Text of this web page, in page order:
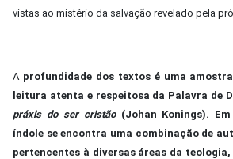
vistas ao mistério da salvação revelado pela
A profundidade dos textos é uma
leitura atenta e respeitosa da Palavra de
práxis do ser cristão(Johan Konings).
índole se encontra uma combinação de
pertencentes à diversas áreas da